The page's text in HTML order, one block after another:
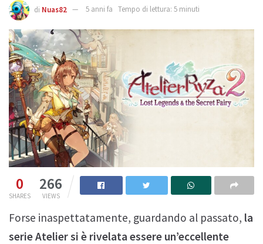
di Nuas82 5 anni fa Tempo di lettura: 5 minuti
0
SHARES
266
VIEWS
Forse inaspettatamente, guardando al passato, la
serie Atelier si è rivelata essere un’eccellente